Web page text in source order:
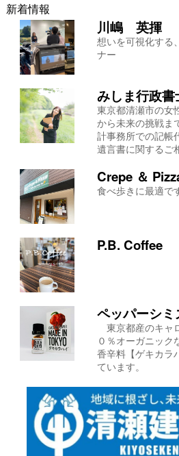
新着情報
川嶋 英揮
想いを可視化する
ナー
みしま行政
東京都清瀬市の女
から未来の挑戦ま
計事務所での記帳
遺言書に関するご
Crepe ＆
食べ歩きに最適で
P.B. Coffee
ペッパーシミ
東京都産のキャ
０％オーガニック
香辛料【ゲキカラ
ています。